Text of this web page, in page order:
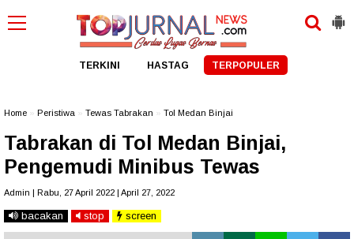
TERKINI HASTAG TERPOPULER
Home Peristiwa Tewas Tabrakan Tol Medan Binjai
Tabrakan di Tol Medan Binjai,
Pengemudi Minibus Tewas
Admin | Rabu, 27 April 2022 | April 27, 2022
bacakan stop screen